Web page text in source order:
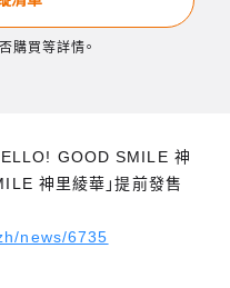
購買等詳情。
GOOD SMILE 神
神里綾華」提前發售
news/6735